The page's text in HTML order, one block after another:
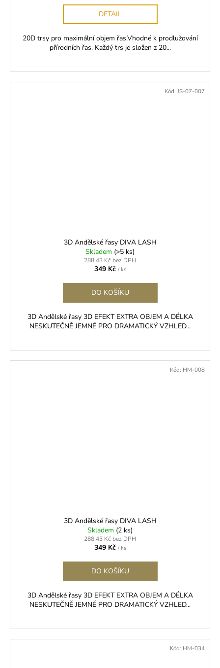
DETAIL
20D trsy pro maximální objem řas.Vhodné k prodlužování
přírodních řas. Každý trs je složen z 20...
3D Andělské řasy DIVA LASH
Skladem (>5 ks)
288,43 Kč bez DPH
349 Kč / ks
DO KOŠÍKU
3D Andělské řasy 3D EFEKT EXTRA OBJEM A DÉLKA
NESKUTEČNĚ JEMNÉ PRO DRAMATICKÝ VZHLED...
Kód: JS-07-007
3D Andělské řasy DIVA LASH
Skladem (2 ks)
288,43 Kč bez DPH
349 Kč / ks
DO KOŠÍKU
3D Andělské řasy 3D EFEKT EXTRA OBJEM A DÉLKA
NESKUTEČNĚ JEMNÉ PRO DRAMATICKÝ VZHLED...
Kód: HM-008
Kód: HM-034